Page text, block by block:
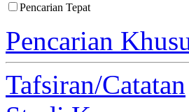
Pencarian Tepat
Pencarian
Tafsiran/Catatan